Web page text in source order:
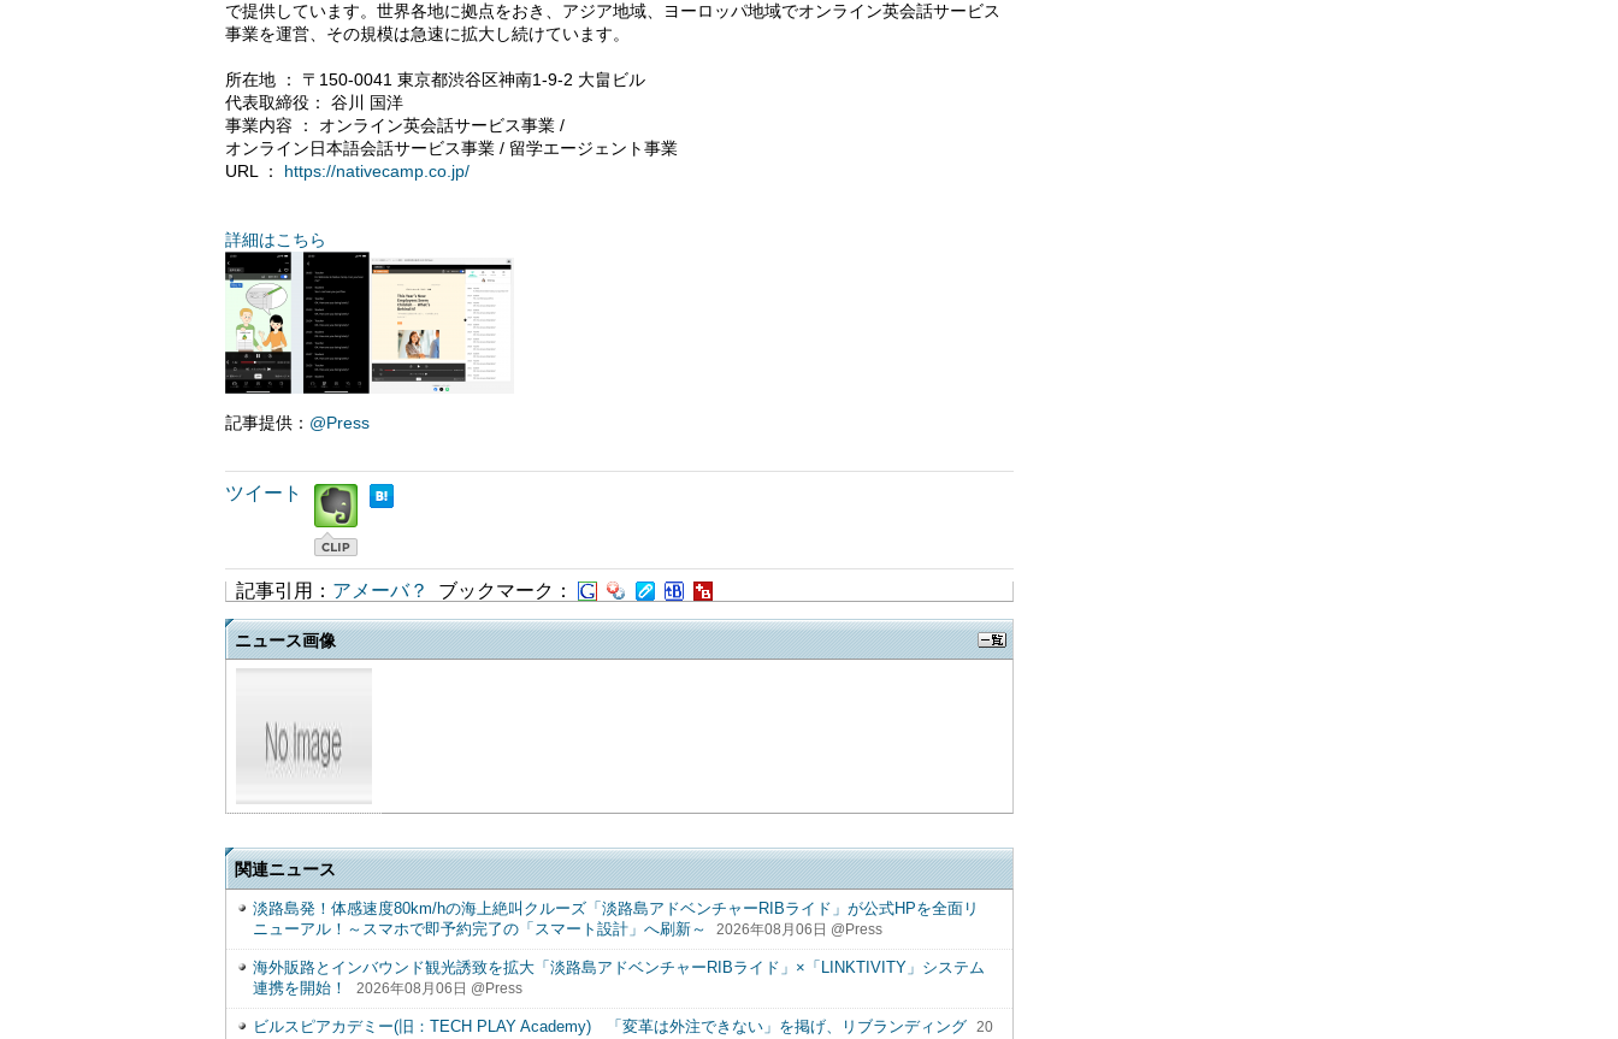
で提供しています。世界各地に拠点をおき、アジア地域、ヨーロッパ地域でオンライン英会話サービス
事業を運営、その規模は急速に拡大し続けています。
所在地 ： 〒150-0041 東京都渋谷区神南1-9-2 大畠ビル
代表取締役： 谷川 国洋
事業内容 ： オンライン英会話サービス事業 /
オンライン日本語会話サービス事業 / 留学エージェント事業
URL ： https://nativecamp.co.jp/
詳細はこちら
記事提供： @Press
ツイート
記事引用： アメーバ？ ブックマーク：
ニュース画像
関連ニュース
淡路島発！体感速度80km/hの海上絶叫クルーズ「淡路島アドベンチャーRIBライド」が公式HPを全面リ
ニューアル！～スマホで即予約完了の「スマート設計」へ刷新～
2026年08月06日 @Press
海外販路とインバウンド観光誘致を拡大「淡路島アドベンチャーRIBライド」×「LINKTIVITY」システム
連携を開始！
2026年08月06日 @Press
ビルスピアカデミー(旧：TECH PLAY Academy) 「変革は外注できない」を掲げ、リブランディング 20